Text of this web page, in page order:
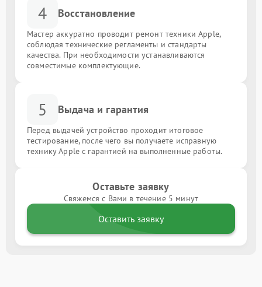
4 Восстановление
Мастер аккуратно проводит ремонт техники Apple,
соблюдая технические регламенты и стандарты
качества. При необходимости устанавливаются
совместимые комплектующие.
5 Выдача и гарантия
Перед выдачей устройство проходит итоговое
тестирование, после чего вы получаете исправную
технику Apple с гарантией на выполненные работы.
Оставьте заявку
Свяжемся с Вами в течение 5 минут
Оставить заявку